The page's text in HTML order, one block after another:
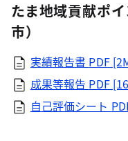
たま地域貢献ポ
市）
実績報告書 PDF
成果等報告 PDF
自己評価シート